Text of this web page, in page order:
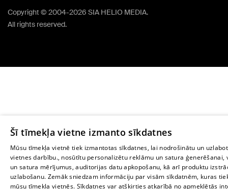
Copyright © 2004-2026 SIA HELIO MEDIA.
All rights reserved.
Šī tīmekļa vietne izmanto sīkdatnes
Mūsu tīmekļa vietnē tiek izmantotas sīkdatnes, lai nodrošinātu un
vietnes darbību., nosūtītu personalizētu reklāmu un satura ģenerēšanai,
un satura mērījumus, auditorijas datu apkopošanu, kā arī produktu
uzlabošanu. Zemāk sniedzam informāciju par visām sīkdatnēm, kuras
mūsu tīmekļa vietnēs. Sīkdatnes var atšķirties atkarībā no apmeklētās